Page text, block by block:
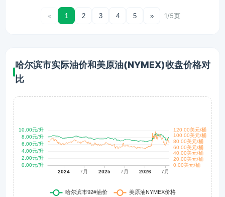
« 1 2 3 4 5 » 1/5页
哈尔滨市实际油价和美原油(NYMEX)收盘价格对
比